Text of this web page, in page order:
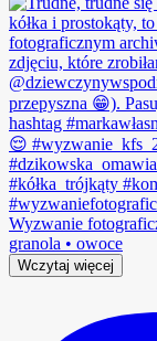
Wczytaj więcej